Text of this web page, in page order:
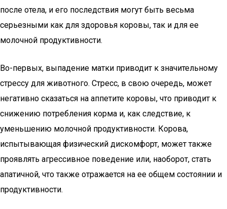
после отела, и его последствия могут быть весьма
серьезными как для здоровья коровы, так и для ее
молочной продуктивности.
Во-первых, выпадение матки приводит к значительному
стрессу для животного. Стресс, в свою очередь, может
негативно сказаться на аппетите коровы, что приводит к
снижению потребления корма и, как следствие, к
уменьшению молочной продуктивности. Корова,
испытывающая физический дискомфорт, может также
проявлять агрессивное поведение или, наоборот, стать
апатичной, что также отражается на ее общем состоянии и
продуктивности.